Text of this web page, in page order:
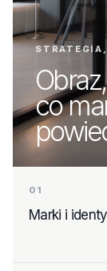
co
01
Marki i